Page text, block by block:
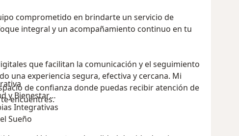
comprometido en brindarte un servicio de
integral y un acompañamiento continuo en tu
que facilitan la comunicación y el seguimiento
una experiencia segura, efectiva y cercana. Mi
de confianza donde puedas recibir atención de
encuentres.
y Bienestar
Integrativas
Sueño